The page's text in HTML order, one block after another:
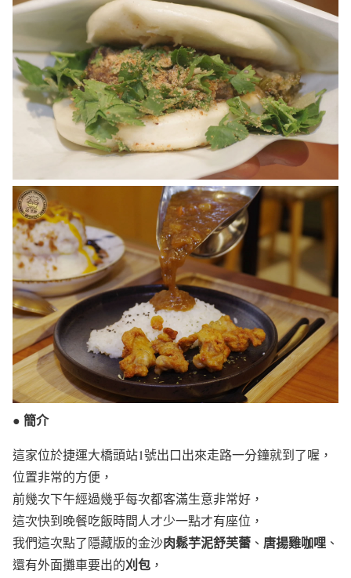
● 簡介
這家位於捷運大橋頭站1號出口出來走路一分鐘就到了喔，
位置非常的方便，
前幾次下午經過幾乎每次都客滿生意非常好，
這次快到晚餐吃飯時間人才少一點才有座位，
我們這次點了隱藏版的金沙肉鬆芋泥舒芙蕾 、 唐揚雞咖哩 、
還有外面攤車要出的刈包 ，